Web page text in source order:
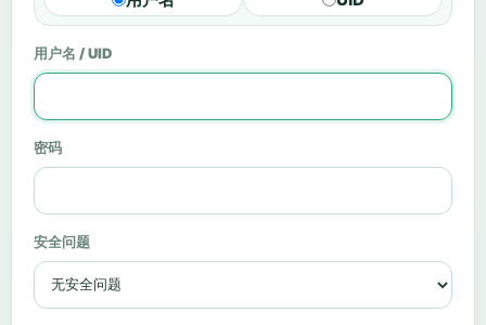
用户名 / UID
密码
安全问题